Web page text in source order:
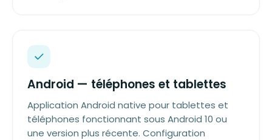
Android — téléphones et tablettes
Application Android native pour tablettes et
téléphones fonctionnant sous Android 10 ou
une version plus récente. Configuration